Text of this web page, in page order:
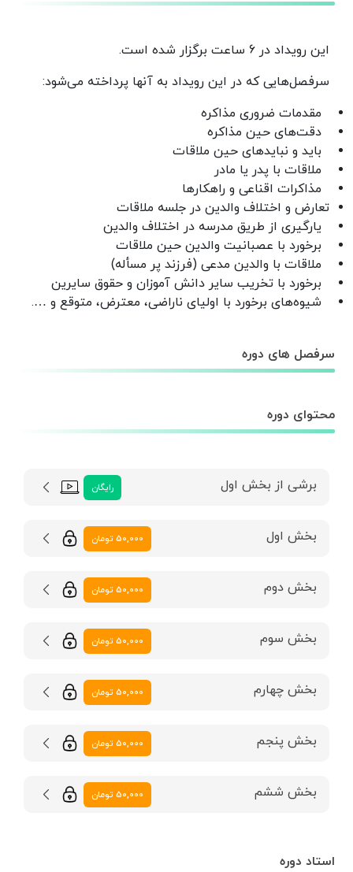
این رویداد در 6 ساعت برگزار شده است.
سرفصل‌هایی که در این رویداد به آنها پرداخته می‌شود:
مقدمات ضروری مذاکره
دقت‌های حین مذاکره
باید و نبایدهای حین ملاقات
ملاقات با پدر یا مادر
مذاکرات اقناعی و راهکارها
تعارض و اختلاف والدین در جلسه ملاقات
یارگیری از طریق مدرسه در اختلاف والدین
برخورد با عصبانیت والدین حین ملاقات
ملاقات با والدین مدعی (فرزند پر مسأله)
برخورد با تخریب سایر دانش آموزان و حقوق سایرین
شیوه‌های برخورد با اولیای ناراضی، معترض، متوقع و ….
سرفصل های دوره
محتوای دوره
برشی از بخش اول رایگان
بخش اول 50,000 تومان
بخش دوم 50,000 تومان
بخش سوم 50,000 تومان
بخش چهارم 50,000 تومان
بخش پنجم 50,000 تومان
بخش ششم 50,000 تومان
استاد دوره